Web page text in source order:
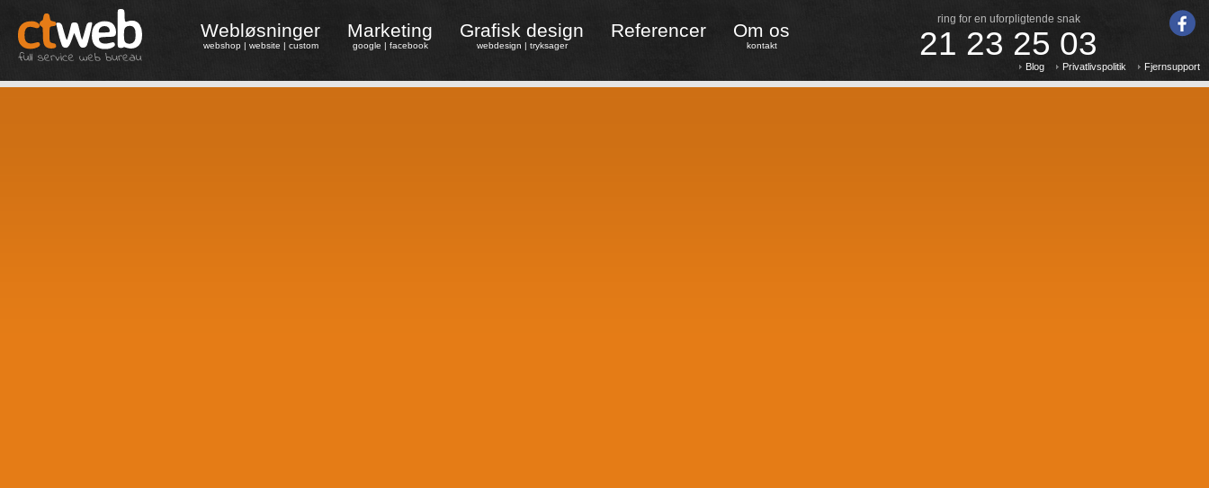
ring for en uforpligtende snak
21 23 25 03
Blog Privatlivspolitik Fjernsupport
Webløsninger
webshop | website | custom
Marketing
google | facebook
Grafisk design
webdesign | tryksager
Referencer Om os
kontakt